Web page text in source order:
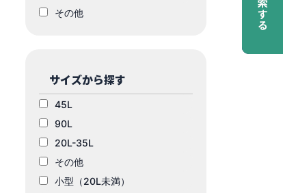
その他
サイズから探す
45L
90L
20L-35L
その他
小型（20L未満）